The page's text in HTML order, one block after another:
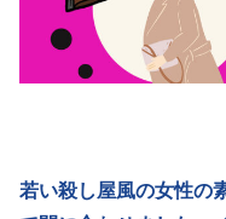
若い殺し屋風の女性の